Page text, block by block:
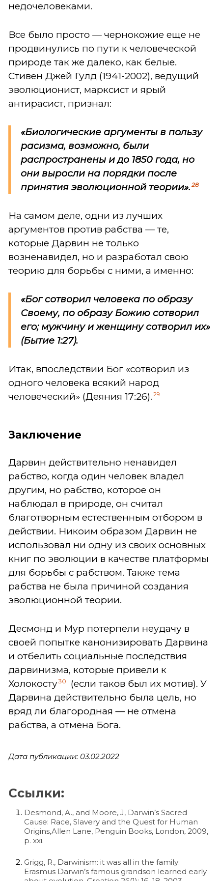
недочеловеками.
Все было просто — чернокожие еще не
продвинулись по пути к человеческой
природе так же далеко, как белые.
Стивен Джей Гулд (1941-2002), ведущий
эволюционист, марксист и ярый
антирасист, признал:
«Биологические аргументы в пользу
расизма, возможно, были
распространены и до 1850 года, но
они выросли на порядки после
принятия эволюционной теории». 28
На самом деле, одни из лучших
аргументов против рабства — те,
которые Дарвин не только
возненавидел, но и разработал свою
теорию для борьбы с ними, а именно:
«Бог сотворил человека по образу
Своему, по образу Божию сотворил
его; мужчину и женщину сотворил их»
(Бытие 1:27).
Итак, впоследствии Бог «сотворил из
одного человека всякий народ
человеческий» (Деяния 17:26). 29
Заключение
Дарвин действительно ненавидел
рабство, когда один человек владел
другим, но рабство, которое он
наблюдал в природе, он считал
благотворным естественным отбором в
действии. Никоим образом Дарвин не
использовал ни одну из своих основных
книг по эволюции в качестве платформы
для борьбы с рабством. Также тема
рабства не была причиной создания
эволюционной теории.
Десмонд и Мур потерпели неудачу в
своей попытке канонизировать Дарвина
и отбелить социальные последствия
дарвинизма, которые привели к
Холокосту30
(если таков был их мотив). У
Дарвина действительно была цель, но
вряд ли благородная — не отмена
рабства, а отмена Бога.
Дата публикации: 03.02.2022
Ссылки:
Desmond, A., and Moore, J, Darwin’s Sacred
Cause: Race, Slavery and the Quest for Human
Origins,Allen Lane, Penguin Books, London, 2009,
p. xxi.
Grigg, R., Darwinism: it was all in the family:
Erasmus Darwin’s famous grandson learned early